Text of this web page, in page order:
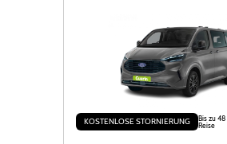
KOSTENLOSE STORNIERUNG
Bis zu
Reise